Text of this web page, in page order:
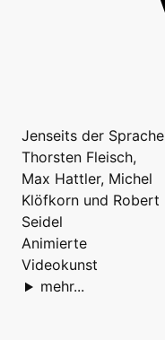
Jenseits der Sprache
Thorsten Fleisch,
Max Hattler, Michel
Klöfkorn und Robert
Seidel
Animierte
Videokunst
mehr...